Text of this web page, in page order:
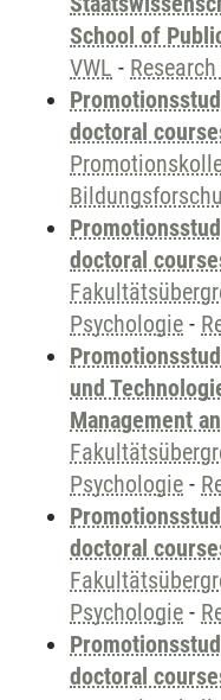
School of
VWL -
doctoral
doctoral
Psychologie -
und
Management
Psychologie -
doctoral
Psychologie -
doctoral